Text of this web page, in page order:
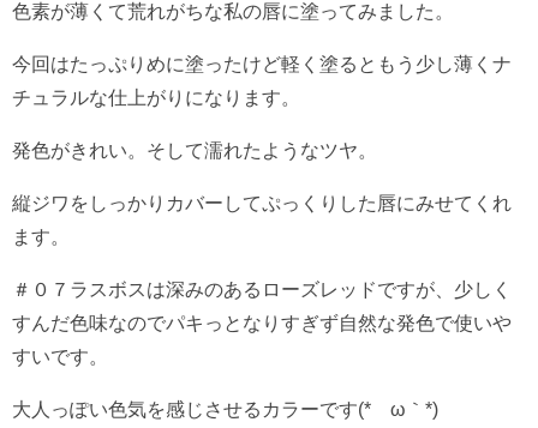
色素が薄くて荒れがちな私の唇に塗ってみました。
今回はたっぷりめに塗ったけど軽く塗るともう少し薄くナ
チュラルな仕上がりになります。
発色がきれい。そして濡れたようなツヤ。
縦ジワをしっかりカバーしてぷっくりした唇にみせてくれ
ます。
＃０７ラスボスは深みのあるローズレッドですが、少しく
すんだ色味なのでパキっとなりすぎず自然な発色で使いや
すいです。
大人っぽい色気を感じさせるカラーです(*´ω｀*)